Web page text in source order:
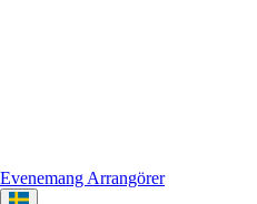
Evenemang Arrangörer